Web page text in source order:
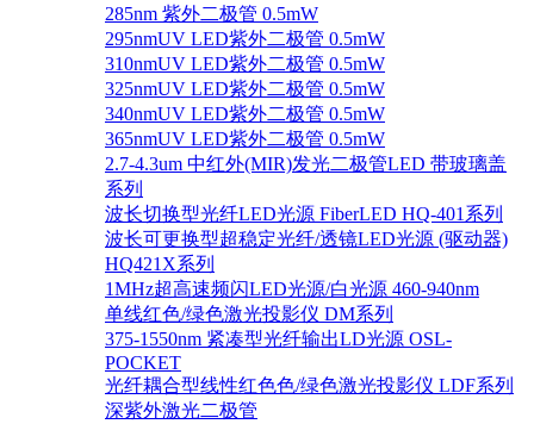
285nm 紫外二极管 0.5mW
295nmUV LED紫外二极管 0.5mW
310nmUV LED紫外二极管 0.5mW
325nmUV LED紫外二极管 0.5mW
340nmUV LED紫外二极管 0.5mW
365nmUV LED紫外二极管 0.5mW
2.7-4.3um 中红外(MIR)发光二极管LED 带玻璃盖
系列
波长切换型光纤LED光源 FiberLED HQ-401系列
波长可更换型超稳定光纤/透镜LED光源 (驱动器)
HQ421X系列
1MHz超高速频闪LED光源/白光源 460-940nm
单线红色/绿色激光投影仪 DM系列
375-1550nm 紧凑型光纤输出LD光源 OSL-
POCKET
光纤耦合型线性红色色/绿色激光投影仪 LDF系列
深紫外激光二极管